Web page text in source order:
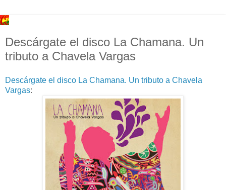
Descárgate el disco La Chamana. Un
tributo a Chavela Vargas
Descárgate el disco La Chamana. Un tributo a Chavela
Vargas: